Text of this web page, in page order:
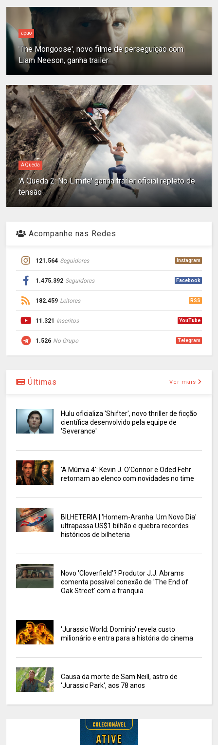
ação
'The Mongoose', novo filme de perseguição com
Liam Neeson, ganha trailer
A Queda
'A Queda 2: No Limite' ganha trailer oficial repleto de
tensão
Acompanhe nas Redes
121.564 Seguidores Instagram
1.475.392 Seguidores Facebook
182.459 Leitores RSS
11.321 Inscritos YouTube
1.526 No Grupo Telegram
Últimas Ver mais
Hulu oficializa 'Shifter', novo thriller de ficção
científica desenvolvido pela equipe de
'Severance'
'A Múmia 4': Kevin J. O’Connor e Oded Fehr
retornam ao elenco com novidades no time
BILHETERIA | 'Homem-Aranha: Um Novo Dia'
ultrapassa US$1 bilhão e quebra recordes
históricos de bilheteria
Novo 'Cloverfield'? Produtor J.J. Abrams
comenta possível conexão de 'The End of
Oak Street' com a franquia
'Jurassic World: Domínio' revela custo
milionário e entra para a história do cinema
Causa da morte de Sam Neill, astro de
'Jurassic Park', aos 78 anos